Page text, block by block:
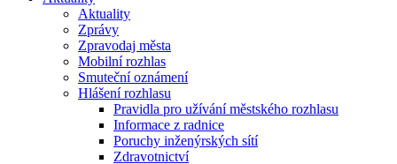
Aktuality
Zprávy
Zpravodaj města
Mobilní rozhlas
Smuteční oznámení
Hlášení rozhlasu
Pravidla pro užívání městského rozhlasu
Informace z radnice
Poruchy inženýrských sítí
Zdravotnictví